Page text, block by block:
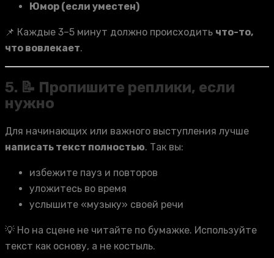
Юмор (если уместен)
📌 Каждые 3–5 минут должно происходить что-то,
что вовлекает.
5. 📝 Пропишите реплики, если
нужно
Для начинающих или важного выступления лучше
написать текст полностью. Так вы:
избежите пауз и повторов
уложитесь во время
услышите «музыку» своей речи
💡 Но на сцене не читайте по бумажке. Используйте
текст как основу, а не костыль.